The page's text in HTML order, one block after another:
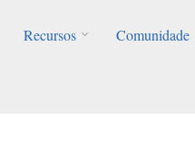
Recursos
Comunidade